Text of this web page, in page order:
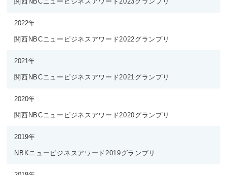
2022年
関西NBCニュービジネスアワード2022グランプリ
2021年
関西NBCニュービジネスアワード2021グランプリ
2020年
関西NBCニュービジネスアワード2020グランプリ
2019年
NBKニュービジネスアワード2019グランプリ